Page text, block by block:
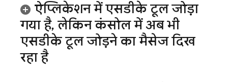
ऐप्लिकेशन में एसडीके टूल जोड़ा
गया है, लेकिन कंसोल में अब भी
एसडीके टूल जोड़ने का मैसेज दिख
रहा है